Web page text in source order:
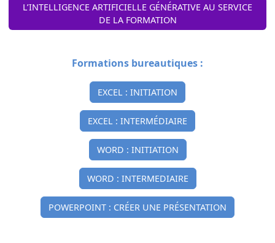
L’INTELLIGENCE ARTIFICIELLE GÉNÉRATIVE AU SERVICE
DE LA FORMATION
Formations bureautiques :
EXCEL : INITIATION
EXCEL : INTERMÉDIAIRE
WORD : INITIATION
WORD : INTERMEDIAIRE
POWERPOINT : CRÉER UNE PRÉSENTATION